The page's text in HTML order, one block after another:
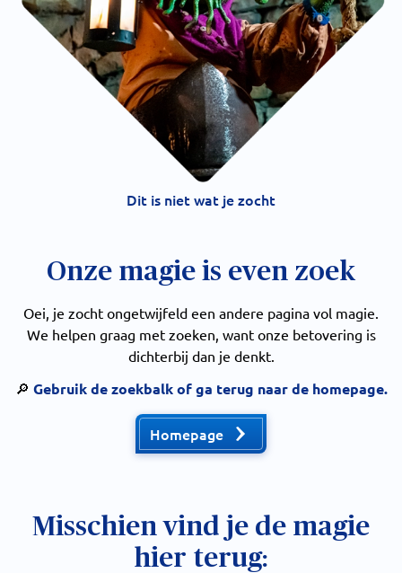
Dit is niet wat je zocht
Onze magie is even zoek
Oei, je zocht ongetwijfeld een andere pagina vol magie.
We helpen graag met zoeken, want onze betovering is
dichterbij dan je denkt.
🔎 Gebruik de zoekbalk of ga terug naar de homepage.
Homepage
Misschien vind je de magie
hier terug: